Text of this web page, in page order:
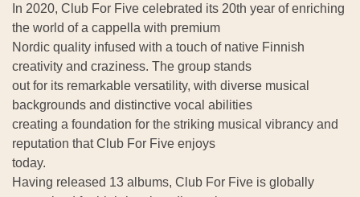
In 2020, Club For Five celebrated its 20th year of enriching
the world of a cappella with premium
Nordic quality infused with a touch of native Finnish
creativity and craziness. The group stands
out for its remarkable versatility, with diverse musical
backgrounds and distinctive vocal abilities
creating a foundation for the striking musical vibrancy and
reputation that Club For Five enjoys
today.
Having released 13 albums, Club For Five is globally